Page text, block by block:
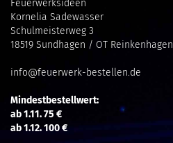
Feuerwerksideen
Kornelia Sadewasser
Schulmeisterweg 3
18519 Sundhagen / OT Reinkenhagen
info@feuerwerk-bestellen.de
Mindestbestellwert:
ab 1.11. 75 €
ab 1.12. 100 €